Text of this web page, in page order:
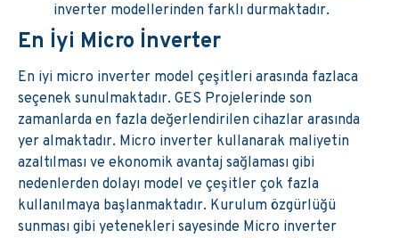
inverter modellerinden farklı durmaktadır.
En İyi Micro İnverter
En iyi micro inverter model çeşitleri arasında fazlaca
seçenek sunulmaktadır. GES Projelerinde son
zamanlarda en fazla değerlendirilen cihazlar arasında
yer almaktadır. Micro inverter kullanarak maliyetin
azaltılması ve ekonomik avantaj sağlaması gibi
nedenlerden dolayı model ve çeşitler çok fazla
kullanılmaya başlanmaktadır. Kurulum özgürlüğü
sunması gibi yetenekleri sayesinde Micro inverter